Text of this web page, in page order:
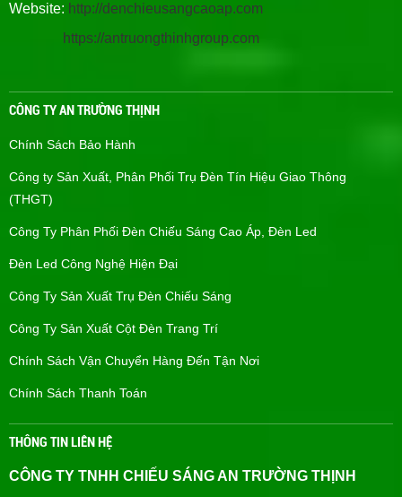
Website: http://denchieusangcaoap.com
https://antruongthinhgroup.com
CÔNG TY AN TRƯỜNG THỊNH
Chính Sách Bảo Hành
Công ty Sản Xuất, Phân Phối Trụ Đèn Tín Hiệu Giao Thông
(THGT)
Công Ty Phân Phối Đèn Chiếu Sáng Cao Áp, Đèn Led
Đèn Led Công Nghệ Hiện Đại
Công Ty Sản Xuất Trụ Đèn Chiếu Sáng
Công Ty Sản Xuất Cột Đèn Trang Trí
Chính Sách Vận Chuyển Hàng Đến Tận Nơi
Chính Sách Thanh Toán
THÔNG TIN LIÊN HỆ
CÔNG TY TNHH CHIẾU SÁNG AN TRƯỜNG THỊNH